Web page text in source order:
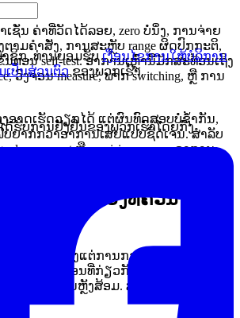
ຊັ່ນ ຄ່າທີ່ວັດໄດ້ລອຍ, zero ບໍ່ນິ່ງ, ການຈ່າຍ
ງຕາມຄຳສັ່ງ, ການສະຫຼັບ range ຜິດປົກກະຕິ,
ນຕອນ self-test. ອາການເຫຼົ່ານີ້ມັກສະທ້ອນເຖິງ
ວົງຈອນ measure, ພາກ switching, ຫຼື ການ
ງອາດເຮັດວຽກໄດ້ ແຕ່ຜົນທົດສອບບໍ່ຊ້ຳກັນ,
ຍາກກວ່າອາການເສຍແບບຊັດເຈນ. ສຳລັບ
low current ຫຼື precision sweep, ອາການ
ມີນໂດຍໄວ.
ລິການສ້ອມແປງທີ່ຄວນ
ວນຄອບຄຸມຕັ້ງແຕ່ການກວດອາການ, ການ
ມພາກວົງຈອນທີ່ກ່ຽວກັບ source/measure
ອບການທຳງານຫຼັງສ້ອມ. ສຳລັບອຸປະກອນກຸ່ມ
ຊິກ, ທ່ານຍອມຮັບເງື່ອນໄຂການໃຫ້ບໍລິການ
ເປັນສ່ວນຕົວຂອງພວກເຮົາ.
ດ້ຮັບການຢັ້ງຢືນຂອງພວກເຮົາໂດຍກົງ